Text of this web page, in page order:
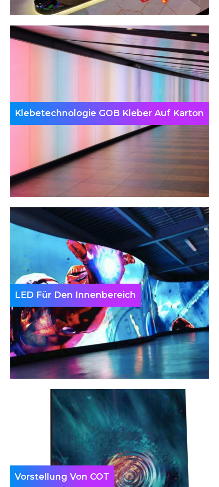
Klebetechnologie GOB Kleber Auf Karton
LED Für Den Innenbereich
Vorstellung Von COT